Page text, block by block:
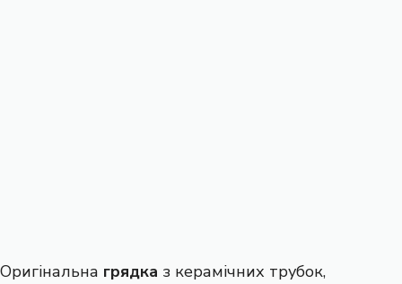
Оригінальна грядка з керамічних трубок,